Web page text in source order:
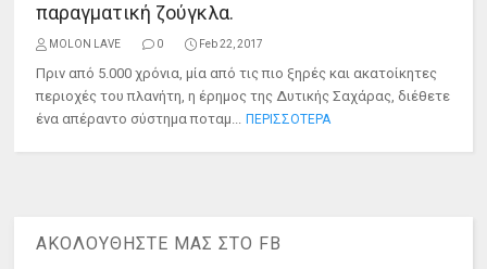
παραγματική ζούγκλα.
MOLON LAVE 0 Feb 22, 2017
Πριν από 5.000 χρόνια, μία από τις πιο ξηρές και ακατοίκητες
περιοχές του πλανήτη, η έρημος της Δυτικής Σαχάρας, διέθετε
ένα απέραντο σύστημα ποταμ... ΠΕΡΙΣΣΟΤΕΡΑ
ΑΚΟΛΟΥΘΗΣΤΕ ΜΑΣ ΣΤΟ FB